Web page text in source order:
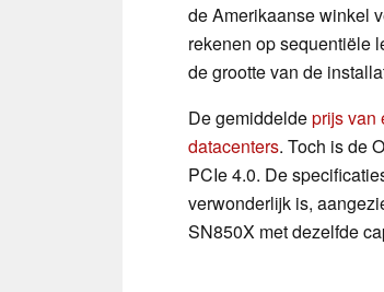
de Amerikaanse winkel
rekenen op sequentiële
de grootte van de
De gemiddeldeprijs van
datacenters. Toch is de
PCIe 4.0. De
verwonderlijk is,
SN850X met dezelfde